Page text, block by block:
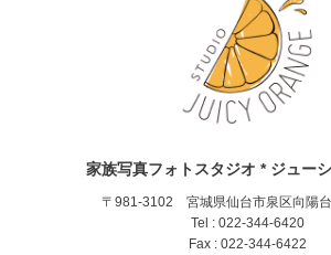
家族写真フォトスタジオ * ジュー
〒981-3102 宮城県仙台市泉区向陽
Tel : 022-344-6420
Fax : 022-344-6422